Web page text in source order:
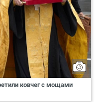
ковчег с мощами